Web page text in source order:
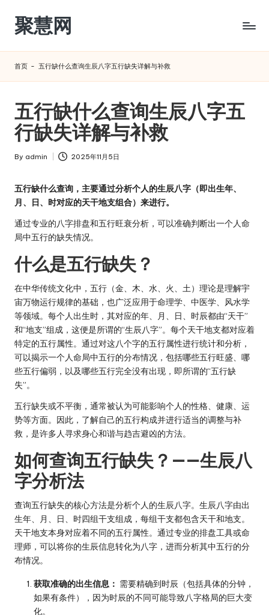
Skip
content
聚慧网
首页 - 五行缺什么查询生辰八字五行缺失详解与补救
五行缺什么查询生辰八字五
行缺失详解与补救
Posted
By admin 2025年11月5日
五行缺什么查询，主要通过分析个人的生辰八字（即出生年、
月、日、时对应的天干地支组合）来进行。
通过专业的八字排盘和五行旺衰分析，可以准确判断出一个人命
局中五行的缺失情况。
什么是五行缺失？
在中华传统文化中，五行（金、木、水、火、土）理论是理解宇
宙万物运行规律的基础，也广泛应用于命理学、中医学、风水学
等领域。每个人出生时，其对应的年、月、日、时辰都由“天干”
和“地支”组成，这便是所谓的“生辰八字”。每个天干地支都对应着
特定的五行属性。通过对这八个字的五行属性进行统计和分析，
可以揭示一个人命局中五行的分布情况，包括哪些五行旺盛、哪
些五行偏弱，以及哪些五行完全没有出现，即所谓的“五行缺
失”。
五行缺失或不平衡，通常被认为可能影响个人的性格、健康、运
势等方面。因此，了解自己的五行构成并进行适当的调整与补
救，是许多人寻求身心和谐与趋吉避凶的方法。
如何查询五行缺失？——生辰八
字分析法
查询五行缺失的核心方法是分析个人的生辰八字。生辰八字由出
生年、月、日、时四组干支组成，每组干支都包含天干和地支。
天干地支本身对应着不同的五行属性。通过专业的排盘工具或命
理师，可以将你的生辰信息转化为八字，进而分析其中五行的分
布情况。
获取准确的出生信息： 需要精确到时辰（包括具体的分钟，
如果有条件），因为时辰的不同可能导致八字格局的巨大变
化。